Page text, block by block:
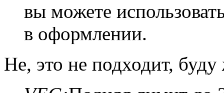
вы можете
в оформлении.
Не, это не подходит, буду